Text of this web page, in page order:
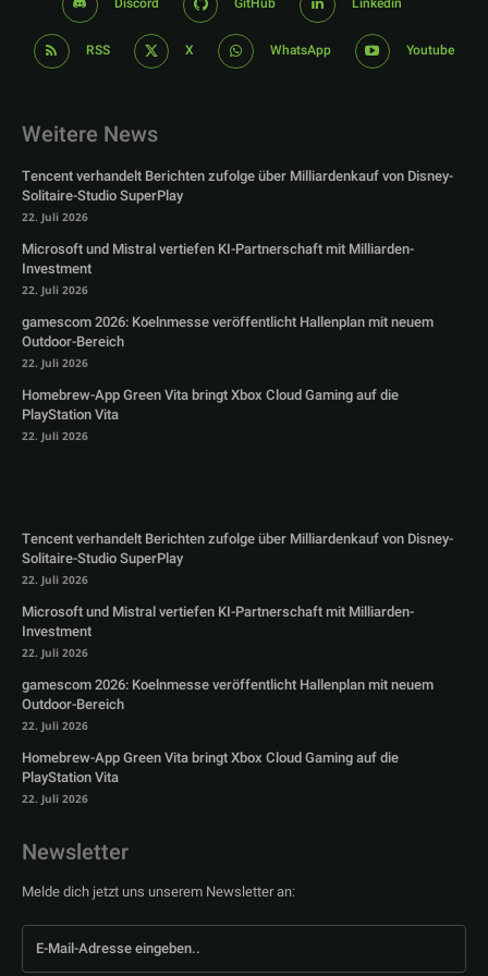
RSS X WhatsApp Youtube
Weitere News
Tencent verhandelt Berichten zufolge über Milliardenkauf von Disney-
Solitaire-Studio SuperPlay
22. Juli 2026
Microsoft und Mistral vertiefen KI-Partnerschaft mit Milliarden-
Investment
22. Juli 2026
gamescom 2026: Koelnmesse veröffentlicht Hallenplan mit neuem
Outdoor-Bereich
22. Juli 2026
Homebrew-App Green Vita bringt Xbox Cloud Gaming auf die
PlayStation Vita
22. Juli 2026
Tencent verhandelt Berichten zufolge über Milliardenkauf von Disney-
Solitaire-Studio SuperPlay
22. Juli 2026
Microsoft und Mistral vertiefen KI-Partnerschaft mit Milliarden-
Investment
22. Juli 2026
gamescom 2026: Koelnmesse veröffentlicht Hallenplan mit neuem
Outdoor-Bereich
22. Juli 2026
Homebrew-App Green Vita bringt Xbox Cloud Gaming auf die
PlayStation Vita
22. Juli 2026
Newsletter
Melde dich jetzt uns unserem Newsletter an: